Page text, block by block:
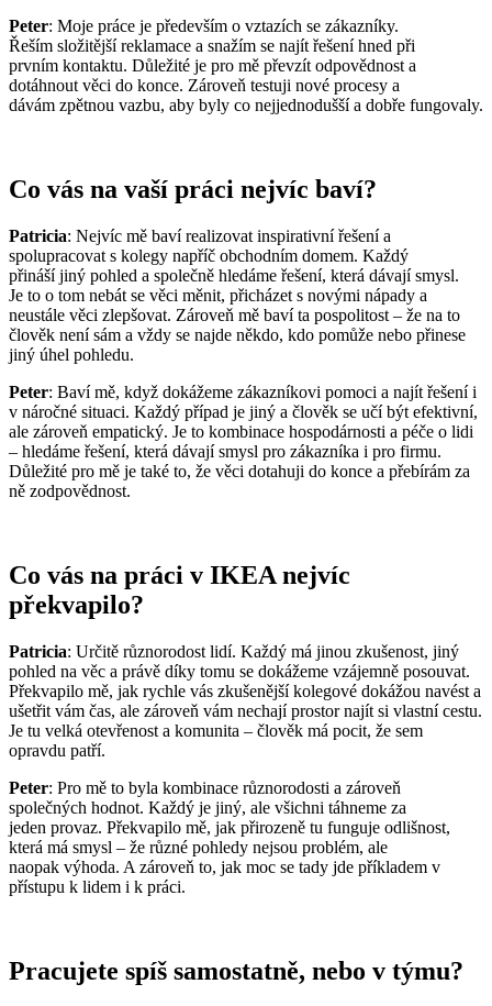
Peter: Moje práce je především o vztazích se zákazníky.
Řeším složitější reklamace a snažím se najít řešení hned při
prvním kontaktu. Důležité je pro mě převzít odpovědnost a
dotáhnout věci do konce. Zároveň testuji nové procesy a
dávám zpětnou vazbu, aby byly co nejjednodušší a dobře fungovaly.
Co vás na vaší práci nejvíc baví?
Patricia: Nejvíc mě baví realizovat inspirativní řešení a
spolupracovat s kolegy napříč obchodním domem. Každý
přináší jiný pohled a společně hledáme řešení, která dávají smysl.
Je to o tom nebát se věci měnit, přicházet s novými nápady a
neustále věci zlepšovat. Zároveň mě baví ta pospolitost – že na to
člověk není sám a vždy se najde někdo, kdo pomůže nebo přinese
jiný úhel pohledu.
Peter: Baví mě, když dokážeme zákazníkovi pomoci a najít řešení i
v náročné situaci. Každý případ je jiný a člověk se učí být efektivní,
ale zároveň empatický. Je to kombinace hospodárnosti a péče o lidi
– hledáme řešení, která dávají smysl pro zákazníka i pro firmu.
Důležité pro mě je také to, že věci dotahuji do konce a přebírám za
ně zodpovědnost.
Co vás na práci v IKEA nejvíc
překvapilo?
Patricia: Určitě různorodost lidí. Každý má jinou zkušenost, jiný
pohled na věc a právě díky tomu se dokážeme vzájemně posouvat.
Překvapilo mě, jak rychle vás zkušenější kolegové dokážou navést a
ušetřit vám čas, ale zároveň vám nechají prostor najít si vlastní cestu.
Je tu velká otevřenost a komunita – člověk má pocit, že sem
opravdu patří.
Peter: Pro mě to byla kombinace různorodosti a zároveň
společných hodnot. Každý je jiný, ale všichni táhneme za
jeden provaz. Překvapilo mě, jak přirozeně tu funguje odlišnost,
která má smysl – že různé pohledy nejsou problém, ale
naopak výhoda. A zároveň to, jak moc se tady jde příkladem v
přístupu k lidem i k práci.
Pracujete spíš samostatně, nebo v týmu?